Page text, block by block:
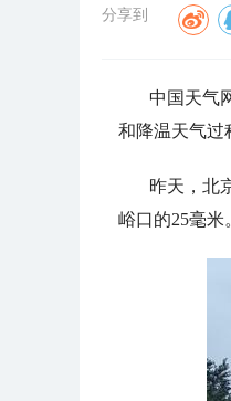
分享到
中国天气
和降温天气过
昨天，北
峪口的25毫米